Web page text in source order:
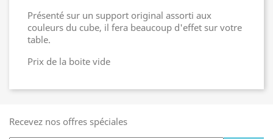
Présenté sur un support original assorti aux
couleurs du cube, il fera beaucoup d'effet sur votre
table.
Prix de la boite vide
Recevez nos offres spéciales